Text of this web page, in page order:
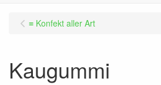
≡ Konfekt aller Art
Kaugummi